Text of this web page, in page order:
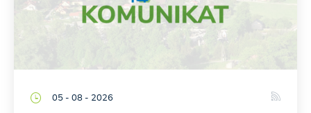
05 - 08 - 2026